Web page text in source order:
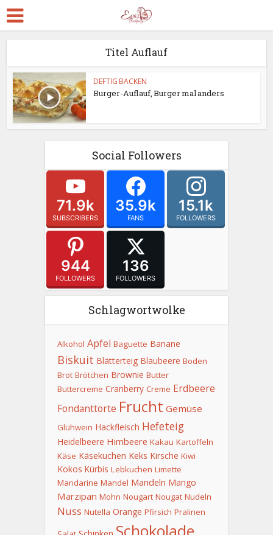
Titel Auflauf
DEFTIG BACKEN
Burger-Auflauf, Burger mal anders
Social Followers
71.9k
SUBSCRIBERS
35.9k
FANS
15.1k
FOLLOWERS
944
FOLLOWERS
136
FOLLOWERS
Schlagwortwolke
Alkohol Apfel Baguette Banane
Biskuit Blätterteig Blaubeere Boden
Brot Brötchen Brownie Butter
Buttercreme Cranberry Creme Erdbeere
Fondanttorte Frucht Gemüse
Glühwein Hackfleisch Hefeteig
Heidelbeere Himbeere Kakau Kartoffeln
Käse Käsekuchen Keks Kirsche Kiwi
Kokos Kürbis Lebkuchen Limette
Mandarine Mandel Mandeln Mango
Marzipan Mohn Nougart Nougat Nudeln
Nuss Nutella Orange Pfirsich Pralinen
Schokolade